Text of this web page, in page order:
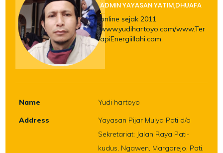
ADMIN YAYASAN YATIM,DHUAFA
online sejak 2011
www.yudihartoyo.com/www.Ter
apiEnergiillahi.com,
Name
Yudi hartoyo
Address
Yayasan Pijar Mulya Pati d/a
Sekretariat: Jalan Raya Pati-
kudus, Ngawen, Margorejo, Pati,